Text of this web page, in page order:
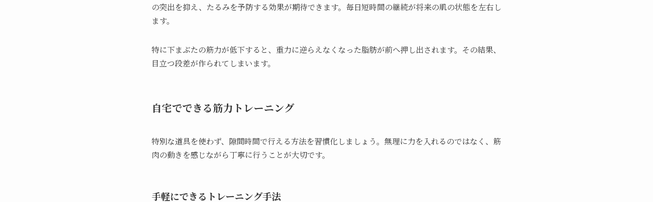
の突出を抑え、たるみを予防する効果が期待できます。毎日短時間の継続が将来の肌の状態を左右し
ます。
特に下まぶたの筋力が低下すると、重力に逆らえなくなった脂肪が前へ押し出されます。その結果、
目立つ段差が作られてしまいます。
自宅でできる筋力トレーニング
特別な道具を使わず、隙間時間で行える方法を習慣化しましょう。無理に力を入れるのではなく、筋
肉の動きを感じながら丁寧に行うことが大切です。
手軽にできるトレーニング手法